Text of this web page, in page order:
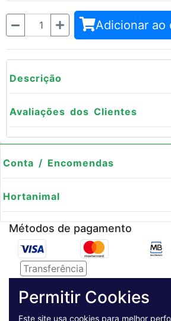
Quantidade Adicionar ao
Descrição
Avaliações dos Clientes
Conta / Encomendas
Hortanimal
Métodos de pagamento
Transferência
Permitir Cookies
Este site usa cookies para melhor